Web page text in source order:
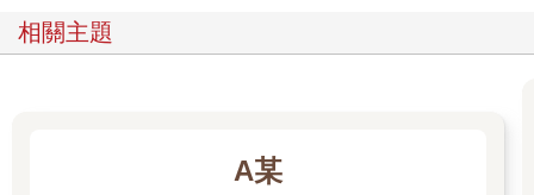
相關主題
A某